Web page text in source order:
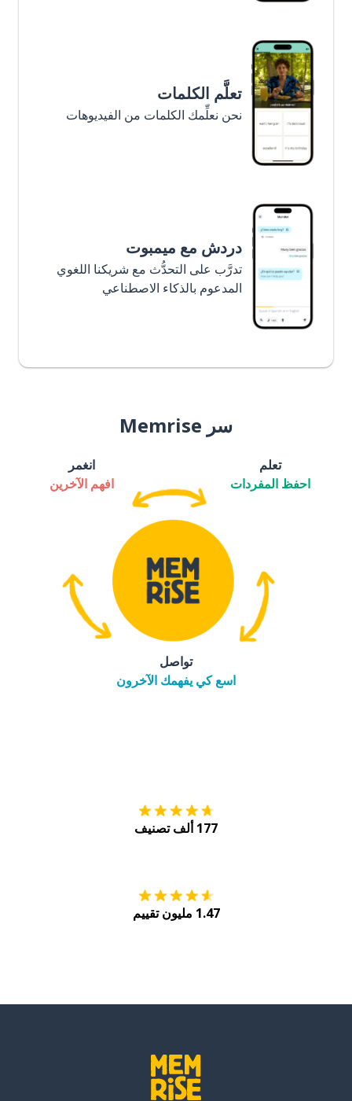
تعلَّم الكلمات
نحن نعلِّمك الكلمات من الفيديوهات
دردش مع ميمبوت
تدرَّب على التحدُّث مع شريكنا اللغوي
المدعوم بالذكاء الاصطناعي
سر Memrise
تعلم
احفظ المفردات
انغمر
افهم الآخرين
تواصل
اسع كي يفهمك الآخرون
177 ألف تصنيف
1.47 مليون تقييم